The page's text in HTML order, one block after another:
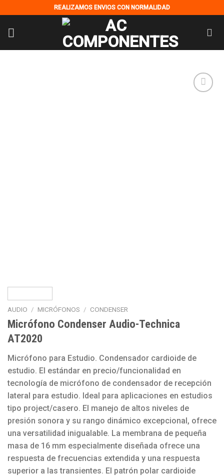
to
content
REALIZAMOS ENVIOS CON NORMALIDAD
AUDIO / MICRÓFONOS / CONDENSER
Micrófono Condenser Audio-Technica
AT2020
Micrófono para Estudio. Condensador cardioide de
estudio. El estándar en precio/funcionalidad en
tecnología de micrófono de condensador de recepción
lateral para estudio. Ideal para aplicaciones en estudios
tipo project/casero. El manejo de altos niveles de
presión sonora y su rango dinámico excepcional, ofrece
una versatilidad inigualable. La membrana de pequeña
masa de 16 mm especialmente diseñada ofrece una
respuesta de frecuencias extendida y una respuesta
superior a las transientes. El patrón polar cardioide